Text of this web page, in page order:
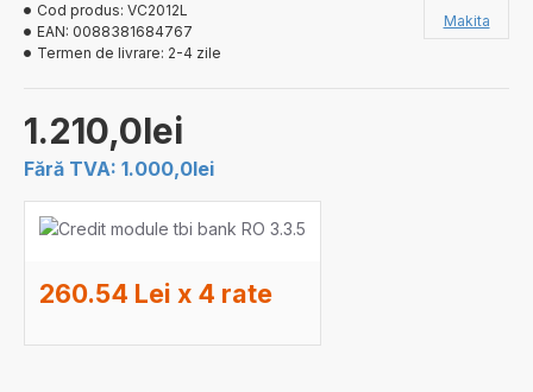
1.210,0lei
Fără TVA: 1.000,0lei
Cod produs: VC2012L
EAN: 0088381684767
Termen de livrare: 2-4 zile
Makita
260.54 Lei x 4 rate